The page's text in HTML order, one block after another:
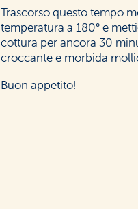
Trascorso questo tempo
temperatura a 180° e
cottura per ancora 30
croccante e morbida
Buon appetito!